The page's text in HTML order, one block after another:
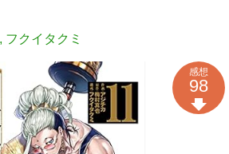
, フクイタクミ
感想
98